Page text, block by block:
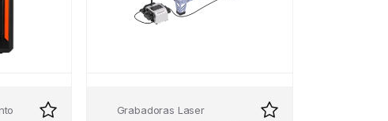
Grabadoras Laser